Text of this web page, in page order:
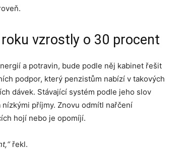
vzrostly o 30 procent
a potravin, bude podle něj kabinet řešit
podpor, který penzistům nabízí v takových
dávek. Stávající systém podle jeho slov
příjmy. Znovu odmítl nařčení
hojí nebo je opomíjí.
řekl.